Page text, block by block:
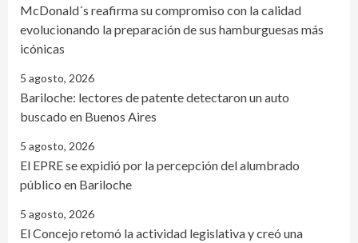
McDonald´s reafirma su compromiso con la calidad
evolucionando la preparación de sus hamburguesas más
icónicas
5 agosto, 2026
Bariloche: lectores de patente detectaron un auto
buscado en Buenos Aires
5 agosto, 2026
El EPRE se expidió por la percepción del alumbrado
público en Bariloche
5 agosto, 2026
El Concejo retomó la actividad legislativa y creó una